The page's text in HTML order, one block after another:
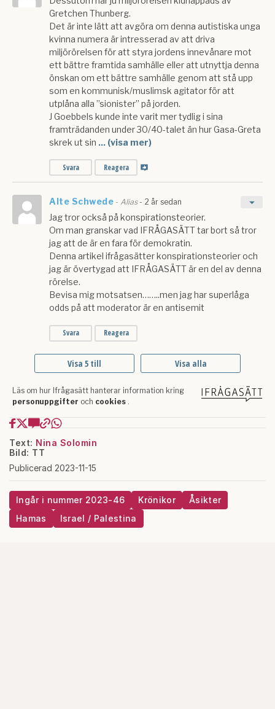
Text: Nina Solomin
Bild: TT
Publicerad 2023-11-15
Ingår i nummer 2023-46 Krönikor
Åsikter
Hamas
Israel / Palestina